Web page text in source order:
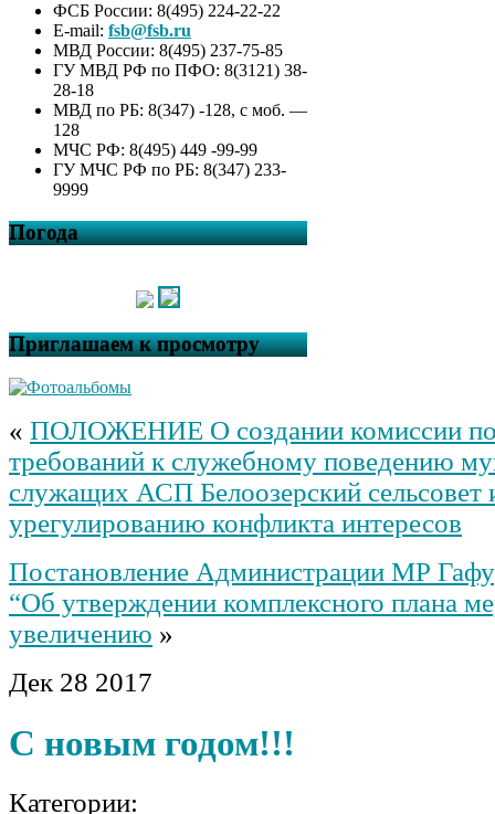
ФСБ России: 8(495) 224-22-22
E-mail: fsb@fsb.ru
МВД России: 8(495) 237-75-85
ГУ МВД РФ по ПФО: 8(3121) 38-
28-18
МВД по РБ: 8(347) -128, с моб. —
128
МЧС РФ: 8(495) 449 -99-99
ГУ МЧС РФ по РБ: 8(347) 233-
9999
Погода
Приглашаем к просмотру
« ПОЛОЖЕНИЕ О создании комиссии
требований к служебному поведению
служащих АСП Белоозерский сельсовет
урегулированию конфликта интересов
Постановление Администрации МР
“Об утверждении комплексного плана
увеличению »
Дек 28 2017
С новым годом!!!
Категории: